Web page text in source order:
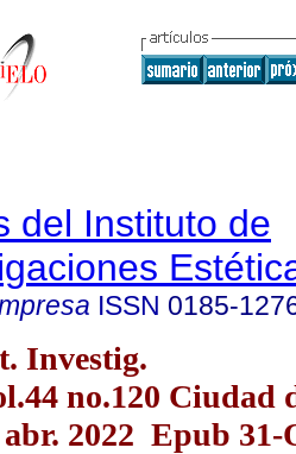
del Instituto de
ISSN 0185-
Investig.
no.120 Ciudad
2022 Epub 31-